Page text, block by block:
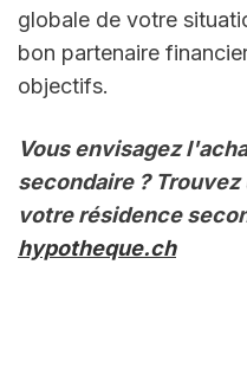
globale de votre
bon partenaire
objectifs.
Vous envisagez
secondaire ?
votre résidence
hypotheque.ch